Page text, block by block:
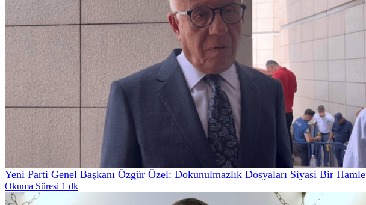
Yeni Parti Genel Başkanı Özgür Özel: Dokunulmazlık Dosyaları Siyasi Bir Hamle
Okuma Süresi 1 dk